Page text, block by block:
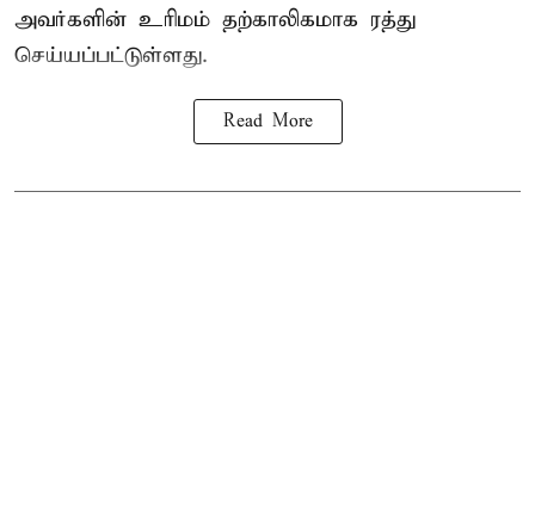
அவர்களின் உரிமம் தற்காலிகமாக ரத்து
செய்யப்பட்டுள்ளது.
Read More